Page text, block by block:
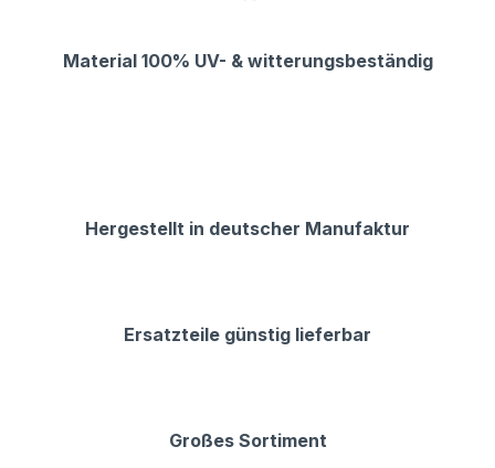
Material 100% UV- & witterungsbeständig
Hergestellt in deutscher Manufaktur
Ersatzteile günstig lieferbar
Großes Sortiment